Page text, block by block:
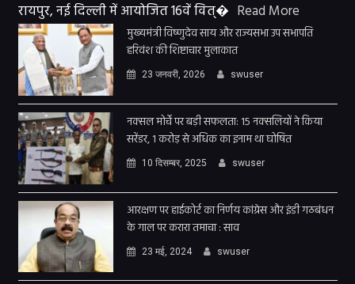
रायपुर, नई दिल्ली में आयोजित 16वें वित्� Read More
मुख्यमंत्री विष्णुदेव साय और राज्यसभा उप सभापति
हरिवंश की शिष्टाचार मुलाकात
23 जनवरी, 2026 swuser
नक्सल मोर्चे पर बड़ी सफलता: 15 नक्सलियों ने किया
सरेंडर, 1 करोड़ से अधिक का इनाम था घोषित
10 दिसम्बर, 2025 swuser
आरक्षण पर हाईकोर्ट का निर्णय कांग्रेस और इंडी गठबंधन
के गाल पर करारा तमाचा : साव
23 मई, 2024 swuser